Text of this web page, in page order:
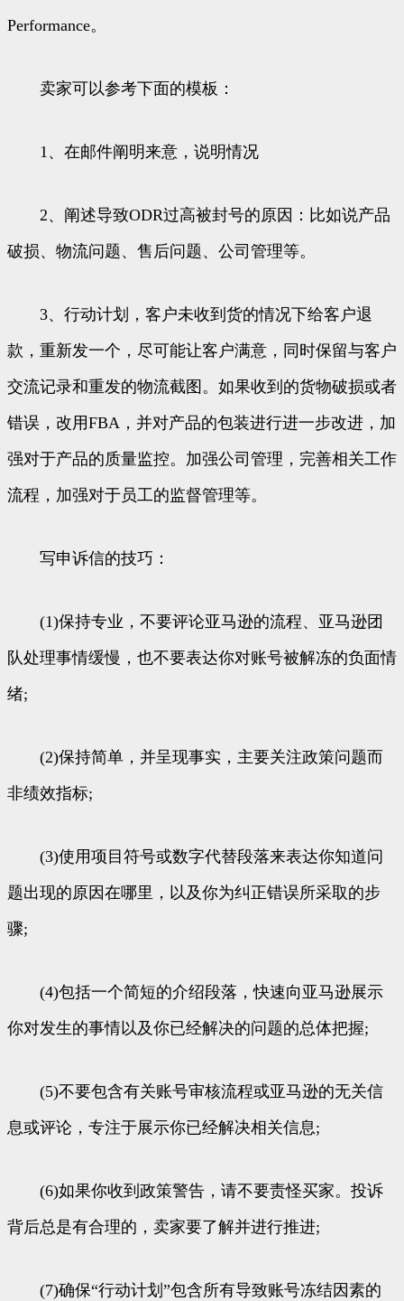
Performance。
卖家可以参考下面的模板：
1、在邮件阐明来意，说明情况
2、阐述导致ODR过高被封号的原因：比如说产品
破损、物流问题、售后问题、公司管理等。
3、行动计划，客户未收到货的情况下给客户退
款，重新发一个，尽可能让客户满意，同时保留与客户
交流记录和重发的物流截图。如果收到的货物破损或者
错误，改用FBA，并对产品的包装进行进一步改进，加
强对于产品的质量监控。加强公司管理，完善相关工作
流程，加强对于员工的监督管理等。
写申诉信的技巧：
(1)保持专业，不要评论亚马逊的流程、亚马逊团
队处理事情缓慢，也不要表达你对账号被解冻的负面情
绪;
(2)保持简单，并呈现事实，主要关注政策问题而
非绩效指标;
(3)使用项目符号或数字代替段落来表达你知道问
题出现的原因在哪里，以及你为纠正错误所采取的步
骤;
(4)包括一个简短的介绍段落，快速向亚马逊展示
你对发生的事情以及你已经解决的问题的总体把握;
(5)不要包含有关账号审核流程或亚马逊的无关信
息或评论，专注于展示你已经解决相关信息;
(6)如果你收到政策警告，请不要责怪买家。投诉
背后总是有合理的，卖家要了解并进行推进;
(7)确保“行动计划”包含所有导致账号冻结因素的